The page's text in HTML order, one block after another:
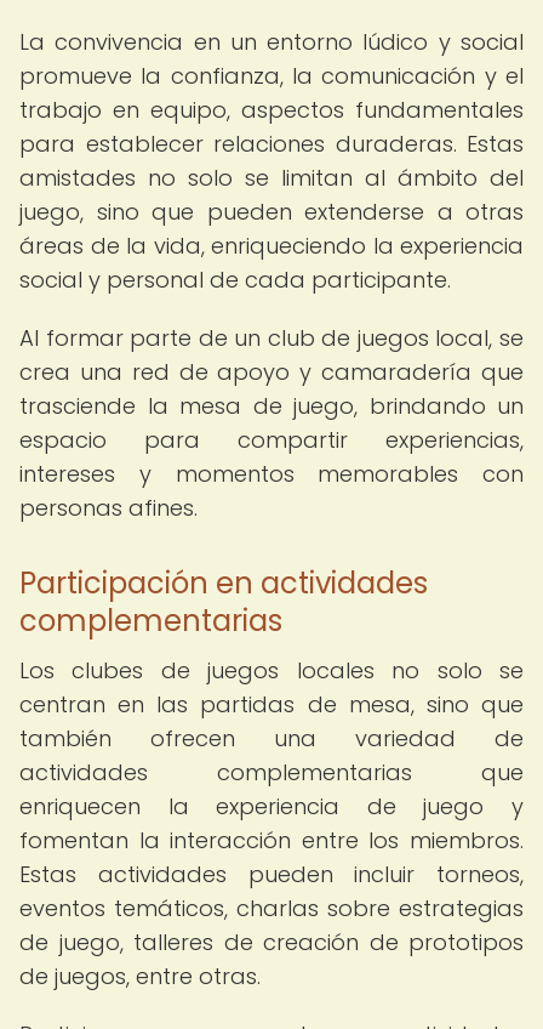
La convivencia en un entorno lúdico y social
promueve la confianza, la comunicación y el
trabajo en equipo, aspectos fundamentales
para establecer relaciones duraderas. Estas
amistades no solo se limitan al ámbito del
juego, sino que pueden extenderse a otras
áreas de la vida, enriqueciendo la experiencia
social y personal de cada participante.
Al formar parte de un club de juegos local, se
crea una red de apoyo y camaradería que
trasciende la mesa de juego, brindando un
espacio para compartir experiencias,
intereses y momentos memorables con
personas afines.
Participación en actividades
complementarias
Los clubes de juegos locales no solo se
centran en las partidas de mesa, sino que
también ofrecen una variedad de
actividades complementarias que
enriquecen la experiencia de juego y
fomentan la interacción entre los miembros.
Estas actividades pueden incluir torneos,
eventos temáticos, charlas sobre estrategias
de juego, talleres de creación de prototipos
de juegos, entre otras.